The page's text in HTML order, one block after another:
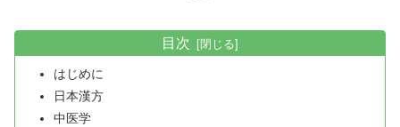
目次
はじめに
日本漢方
中医学